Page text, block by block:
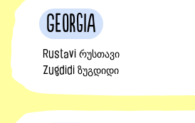
Georgia
Rustavi რუსთავი
Zugdidi ზუგდიდი